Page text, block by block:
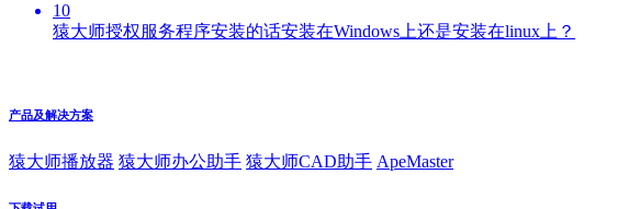
10
猿大师授权服务程序安装的话安装在Windows上还是安装在linux上？
产品及解决方案
猿大师播放器 猿大师办公助手 猿大师CAD助手 ApeMaster